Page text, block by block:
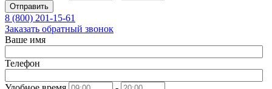
Отправить
8 (800) 201-15-61
Заказать обратный звонок
Ваше имя
Телефон